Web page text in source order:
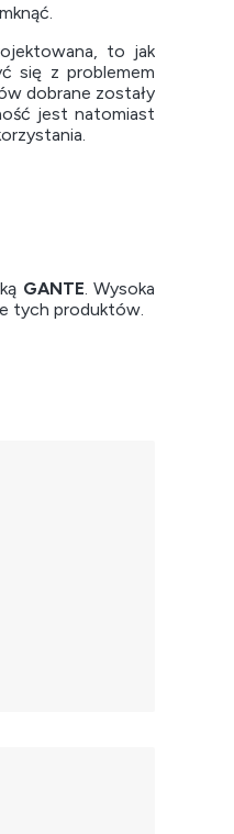
to jak
się z problemem
dobrane zostały
jest natomiast
GANTE. Wysoka
tych produktów.